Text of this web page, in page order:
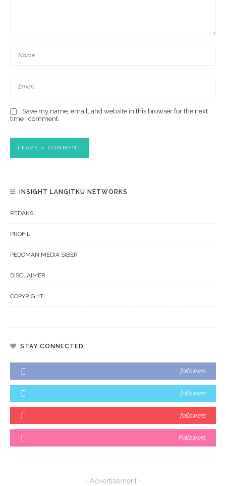
Save my name, email, and website in this browser for the next
time I comment.
INSIGHT LANGITKU NETWORKS
REDAKSI
PROFIL
PEDOMAN MEDIA SIBER
DISCLAIMER
COPYRIGHT
STAY CONNECTED
followers
followers
followers
Followers
- Advertisement -